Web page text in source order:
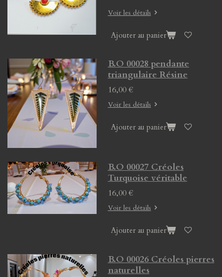
Voir les détails
Ajouter au panier
B.O 00028 pendante
triangulaire Résine
16,00 €
Voir les détails
Ajouter au panier
B.O 00027 Créoles
Turquoise véritable
16,00 €
Voir les détails
Ajouter au panier
B.O 00026 Créoles pierres
naturelles